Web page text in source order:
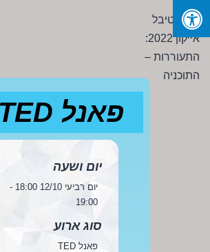
Skip
content
פסטיבל
אייקון
2022:
התעוררות
פאנל TED
יום ושעה
יום רביעי 12/10 18:00 -
19:00
סוג ארוע
פאנל TED